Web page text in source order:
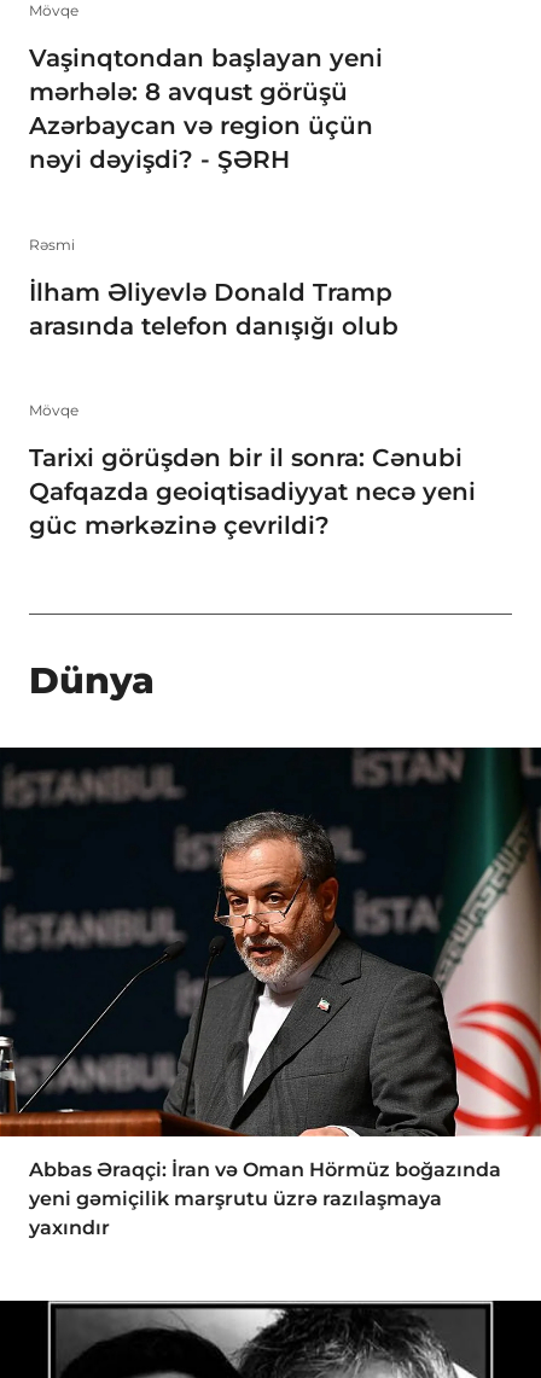
Mövqe
Vaşinqtondan başlayan yeni
mərhələ: 8 avqust görüşü
Azərbaycan və region üçün
nəyi dəyişdi? - ŞƏRH
Rəsmi
İlham Əliyevlə Donald Tramp
arasında telefon danışığı olub
Mövqe
Tarixi görüşdən bir il sonra: Cənubi
Qafqazda geoiqtisadiyyat necə yeni
güc mərkəzinə çevrildi?
Dünya
Abbas Əraqçi: İran və Oman Hörmüz boğazında
yeni gəmiçilik marşrutu üzrə razılaşmaya
yaxındır